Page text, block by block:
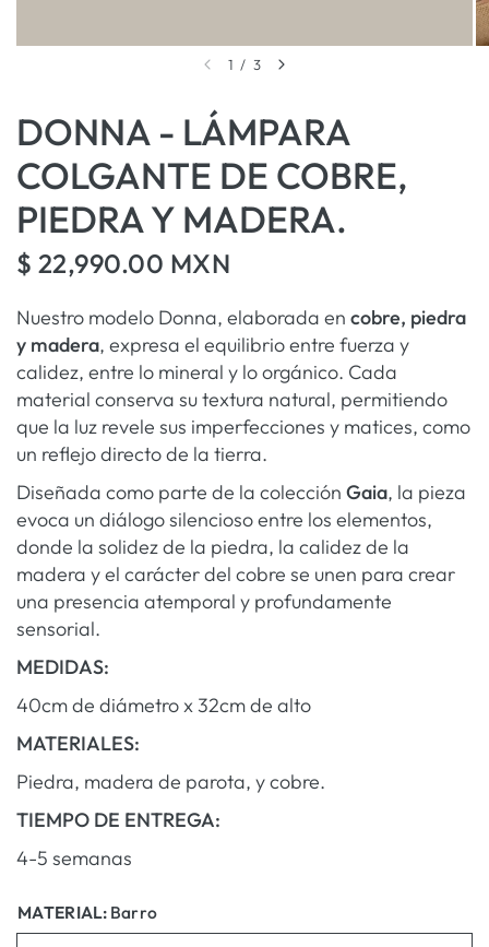
1 / 3
DONNA - LÁMPARA
COLGANTE DE COBRE,
PIEDRA Y MADERA.
$ 22,990.00 MXN
Nuestro modelo Donna, elaborada encobre, piedra
y madera, expresa el equilibrio entre fuerza y
calidez, entre lo mineral y lo orgánico. Cada
material conserva su textura natural, permitiendo
que la luz revele sus imperfecciones y matices, como
un reflejo directo de la tierra.
Diseñada como parte de la colecciónGaia, la pieza
evoca un diálogo silencioso entre los elementos,
donde la solidez de la piedra, la calidez de la
madera y el carácter del cobre se unen para crear
una presencia atemporal y profundamente
sensorial.
MEDIDAS:
40cm de diámetro x 32cm de alto
MATERIALES:
Piedra, madera de parota, y cobre.
TIEMPO DE ENTREGA:
4-5 semanas
MATERIAL: Barro